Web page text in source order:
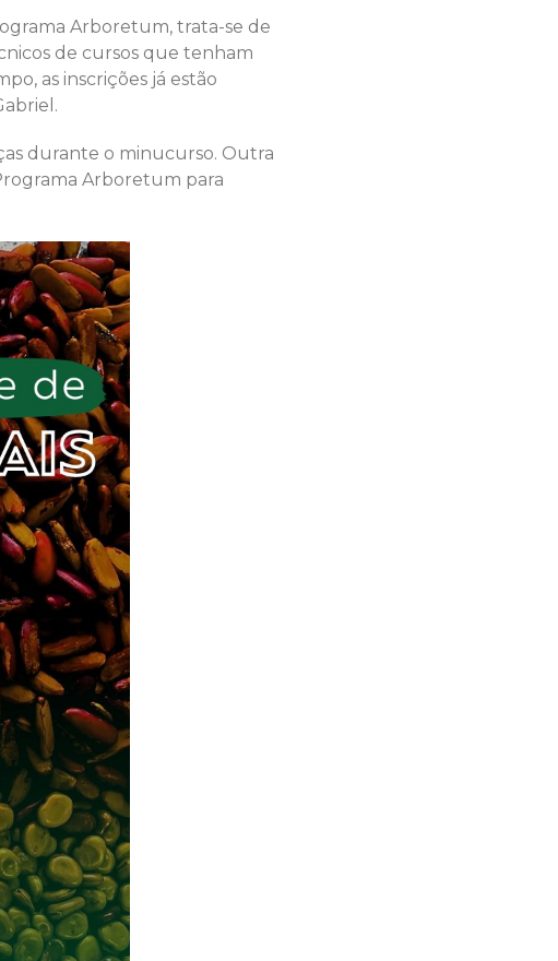
Arboretum, trata-se de
de cursos que tenham
as inscrições já estão
durante o minucurso. Outra
Arboretum para